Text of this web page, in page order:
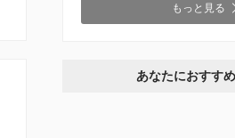
もっと見る
あなたにおすす